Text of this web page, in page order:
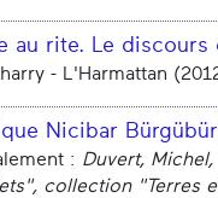
au rite. Le discours
- L'Harmattan
Nicibar
: Duvert,
collection "Terres